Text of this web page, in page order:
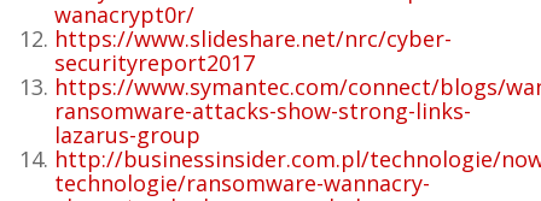
wanacrypt0r/
https://www.slideshare.net/nrc/cyber-
securityreport2017
https://www.symantec.com/connect/blogs/
ransomware-attacks-show-strong-links-
lazarus-group
http://businessinsider.com.pl/technologie/
technologie/ransomware-wannacry-